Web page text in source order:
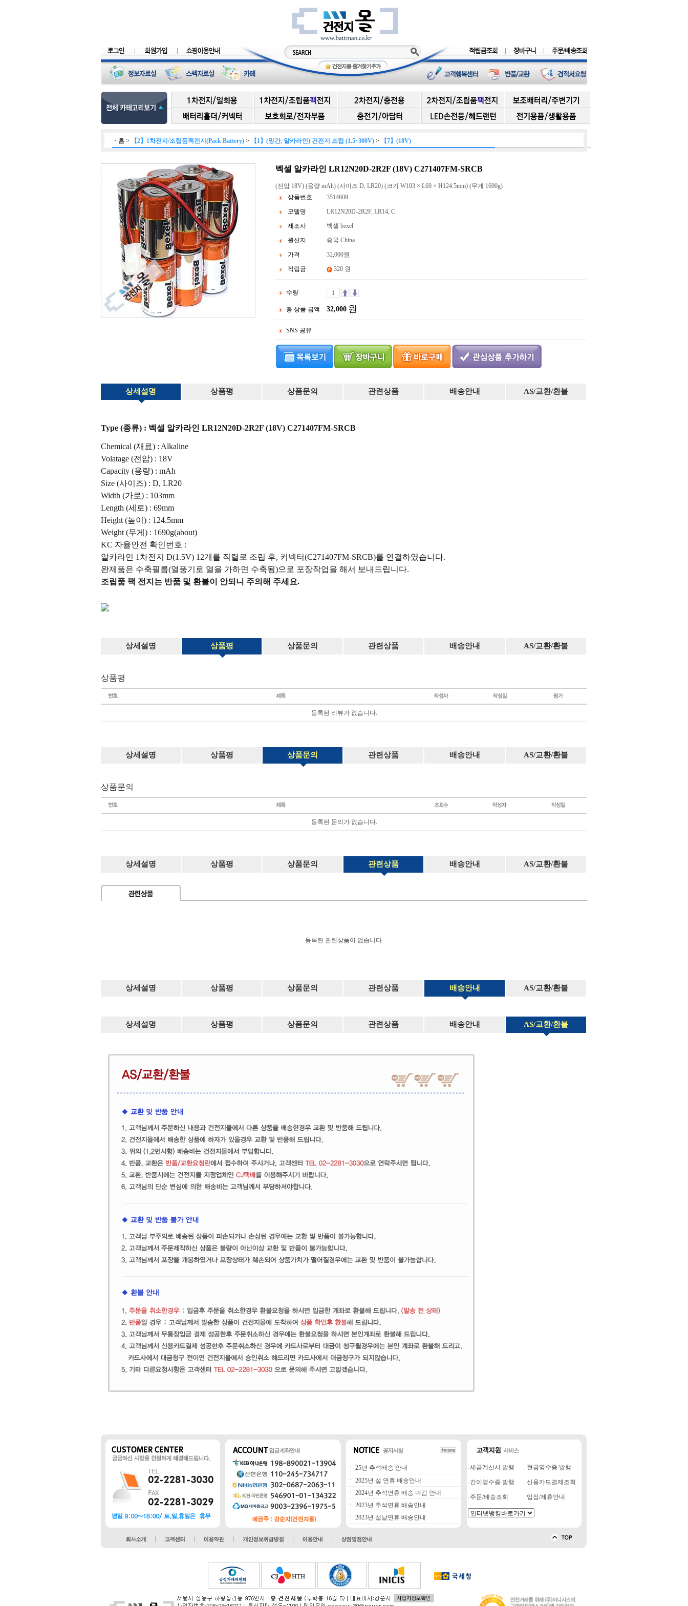
ㆍ 홈 > 【2】1차전지/조립품팩전지(Pack Battery) > 【1】(망간, 알카라인) 건전지 조립 (1.5~300V) > 【7】(18V)
벡셀 알카라인 LR12N20D-2R2F (18V) C271407FM-SRCB
(전압 18V) (용량 mAh) (사이즈 D, LR20) (크기 W103 × L69 × H124.5mm) (무게 1690g)
상품번호
3514609
모델명
LR12N20D-2R2F, LR14, C
제조사
벡셀 bexel
원산지
중국 China
가격
32,000원
적립금
320 원
수량
총 상품 금액 32,000 원
SNS 공유
상세설명 상품평 상품문의 관련상품 배송안내 AS/교환/환불
Type (종류) : 벡셀 알카라인 LR12N20D-2R2F (18V) C271407FM-SRCB
Chemical (재료) : Alkaline
Volatage (전압) : 18V
Capacity (용량) : mAh
Size (사이즈) : D, LR20
Width (가로) : 103mm
Length (세로) : 69mm
Height (높이) : 124.5mm
Weight (무게) : 1690g(about)
KC 자율안전 확인번호 :
알카라인 1차전지 D(1.5V) 12개를 직렬로 조립 후, 커넥터(C271407FM-SRCB)를 연결하였습니다.
완제품은 수축필름(열풍기로 열을 가하면 수축됨)으로 포장작업을 해서 보내드립니다.
조립품 팩 전지는 반품 및 환불이 안되니 주의해 주세요.
상세설명 상품평 상품문의 관련상품 배송안내 AS/교환/환불
상품평
등록된 리뷰가 없습니다.
상세설명 상품평 상품문의 관련상품 배송안내 AS/교환/환불
상품문의
등록된 문의가 없습니다.
상세설명 상품평 상품문의 관련상품 배송안내 AS/교환/환불
등록된 관련상품이 없습니다.
상세설명 상품평 상품문의 관련상품 배송안내 AS/교환/환불
상세설명 상품평 상품문의 관련상품 배송안내 AS/교환/환불
ㆍ 25년 추석배송 안내
ㆍ 2025년 설 연휴 배송안내
ㆍ 2024년 추석연휴 배송 마감 안내
ㆍ 2023년 추석연휴 배송안내
ㆍ 2023년 설날연휴 배송안내
세금계산서 발행 현금영수증 발행
간이영수증 발행 신용카드결제조회
주문/배송조회 입점/제휴안내